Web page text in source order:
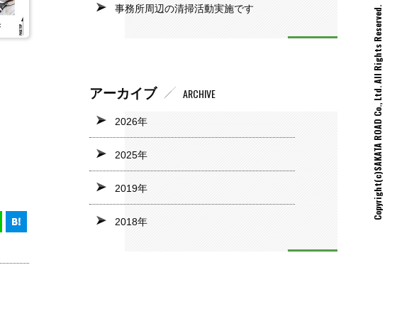
事務所周辺の清掃活動実施です
アーカイブ ARCHIVE
2026年
2025年
2019年
2018年
Copyright(c)SAKATA ROAD Co., Ltd. All Rights Reserved.